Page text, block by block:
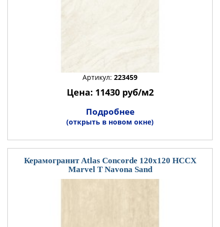
Артикул: 223459
Цена: 11430 руб/м2
Подробнее
(открыть в новом окне)
Керамогранит Atlas Concorde 120x120 HCCX
Marvel T Navona Sand